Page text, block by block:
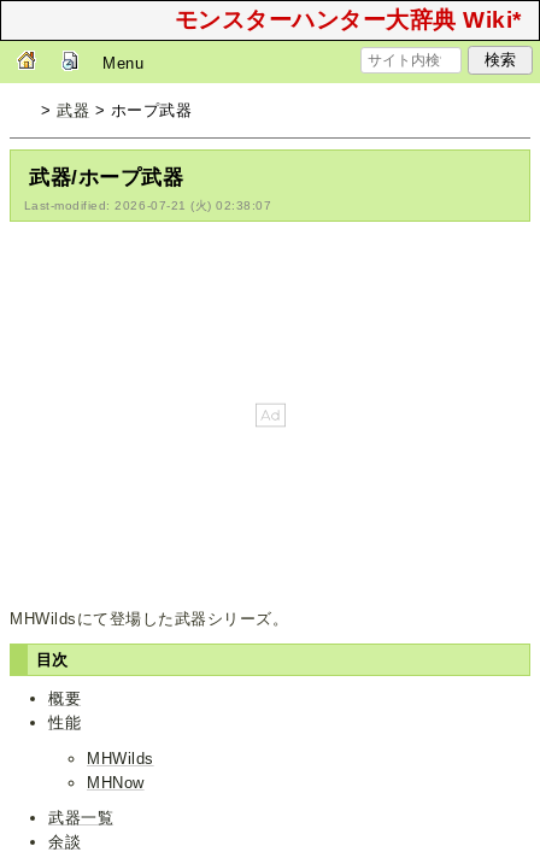
モンスターハンター大辞典 Wiki*
Menu
>武器 > ホープ武器
武器/ホープ武器
Last-modified: 2026-07-21 (火) 02:38:07
MHWildsにて登場した武器シリーズ。
目次
概要
性能
MHWilds
MHNow
武器一覧
余談